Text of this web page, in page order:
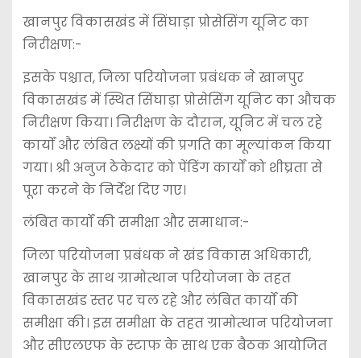
खानपुर विकासखंड में सिंघाड़ा प्रोसेसिंग यूनिट का
निरीक्षण:-
इसके पश्चात, जिला परियोजना प्रबंधक ने खानपुर
विकासखंड में स्थित सिंघाड़ा प्रोसेसिंग यूनिट का औचक
निरीक्षण किया। निरीक्षण के दौरान, यूनिट में चल रहे
कार्यों और लंबित लक्ष्यों की प्रगति का मूल्यांकन किया
गया। श्री अनुज ठेकेदार को पेंडिंग कार्यों को शीघ्रता से
पूरा करने के निर्देश दिए गए।
लंबित कार्यों की समीक्षा और समाधान:-
जिला परियोजना प्रबंधक ने खंड विकास अधिकारी,
खानपुर के साथ ग्रामोत्थान परियोजना के तहत
विकासखंड स्तर पर चल रहे और लंबित कार्यों की
समीक्षा की। इस समीक्षा के तहत ग्रामोत्थान परियोजना
और सीएलएफ के स्टाफ के साथ एक बैठक आयोजित